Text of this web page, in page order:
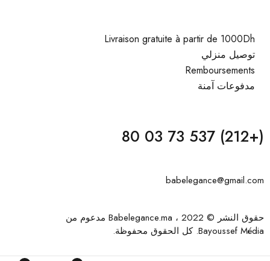
Livraison gratuite à partir de 1000Dh
توصيل منزلي
Remboursements
مدفوعات آمنة
(+212) 537 73 03 80
babelegance@gmail.com
حقوق النشر © 2022 ، Babelegance.ma مدعوم من
Bayoussef Média. كل الحقوق محفوظة.